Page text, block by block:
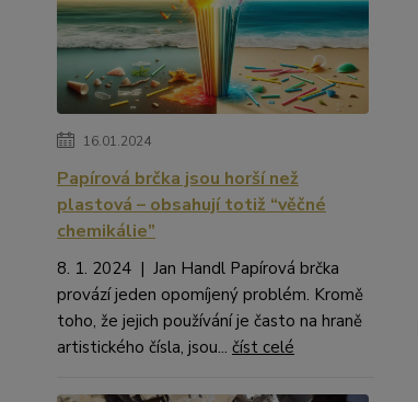
16.01.2024
Papírová brčka jsou horší než
plastová – obsahují totiž “věčné
chemikálie”
8. 1. 2024 | Jan Handl Papírová brčka
provází jeden opomíjený problém. Kromě
toho, že jejich používání je často na hraně
artistického čísla, jsou... číst celé